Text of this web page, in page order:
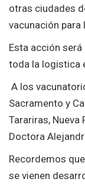
otras ciudades
vacunación para
Esta acción
toda la logistica
A los
Sacramento y
Tarariras, Nueva
Doctora
Recordemos
se vienen